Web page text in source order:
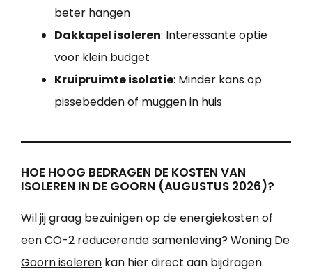
beter hangen
Dakkapel isoleren: Interessante optie
voor klein budget
Kruipruimte isolatie: Minder kans op
pissebedden of muggen in huis
HOE HOOG BEDRAGEN DE KOSTEN VAN
ISOLEREN IN DE GOORN (AUGUSTUS 2026)?
Wil jij graag bezuinigen op de energiekosten of
een CO-2 reducerende samenleving? Woning De
Goorn isoleren kan hier direct aan bijdragen.